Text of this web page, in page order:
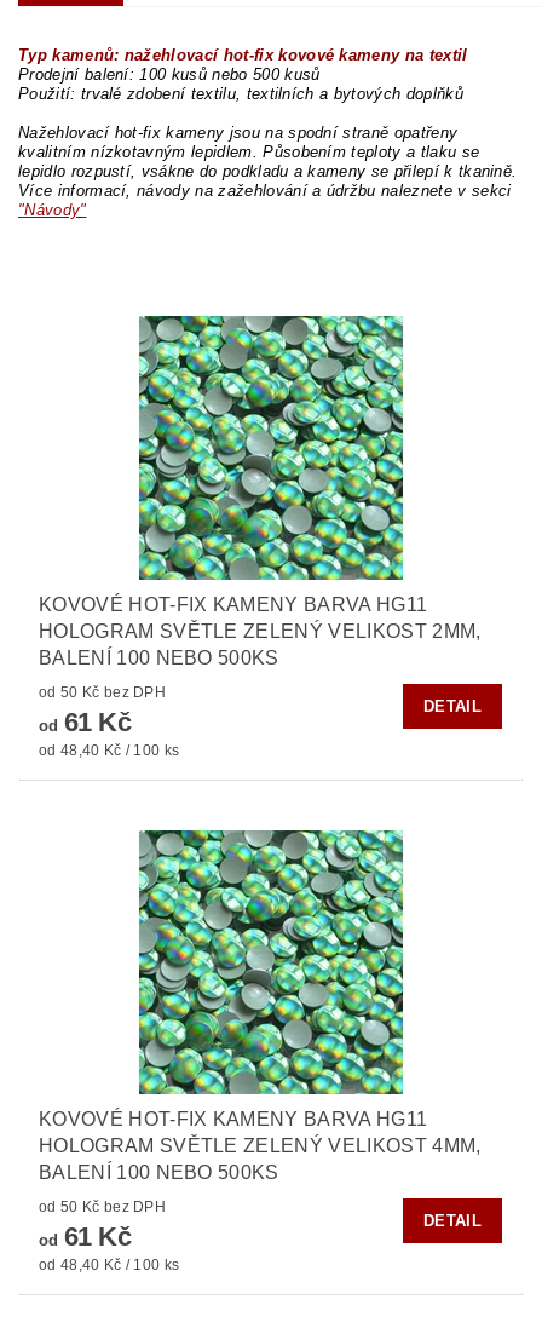
Typ kamenů: nažehlovací hot-fix kovové kameny na textil
Prodejní balení: 100 kusů nebo 500 kusů
Použití: trvalé zdobení textilu, textilních a bytových doplňků
Nažehlovací hot-fix kameny jsou na spodní straně opatřeny
kvalitním nízkotavným lepidlem. Působením teploty a tlaku se
lepidlo rozpustí, vsákne do podkladu a kameny se přilepí k tkanině.
Více informací, návody na zažehlování a údržbu naleznete v sekci
"Návody"
KOVOVÉ HOT-FIX KAMENY BARVA HG11
HOLOGRAM SVĚTLE ZELENÝ VELIKOST 2MM,
BALENÍ 100 NEBO 500KS
od 50 Kč bez DPH
od 61 Kč
od 48,40 Kč / 100 ks
DETAIL
KOVOVÉ HOT-FIX KAMENY BARVA HG11
HOLOGRAM SVĚTLE ZELENÝ VELIKOST 4MM,
BALENÍ 100 NEBO 500KS
od 50 Kč bez DPH
od 61 Kč
od 48,40 Kč / 100 ks
DETAIL